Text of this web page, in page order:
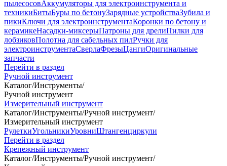
пылесосовАккумуляторы для электроинструмента и
техникиБитыБуры по бетонуЗарядные устройстваЗубила и
пикиКлючи для электроинструментаКоронки по бетону и
керамикеНасадки-миксерыПатроны для дрелиПилки для
лобзиковПолотна для сабельных пилРучки для
электроинструментаСверлаФрезыЦангиОригинальные
запчасти
Перейти в раздел
Ручной инструмент
Каталог/Инструменты/
Ручной инструмент
Измерительный инструмент
Каталог/Инструменты/Ручной инструмент/
Измерительный инструмент
РулеткиУгольникиУровниШтангенциркули
Перейти в раздел
Крепежный инструмент
Каталог/Инструменты/Ручной инструмент/